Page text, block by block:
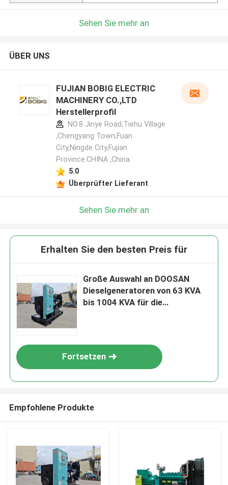
Sehen Sie mehr an
ÜBER UNS
FUJIAN BOBIG ELECTRIC
MACHINERY CO.,LTD
Herstellerprofil
NO.8 Jinye Road,Tiehu Village
,Chengyang Town,Fuan
City,Ningde City,Fujian
Province.CHINA ,China
5.0
Überprüfter Lieferant
Sehen Sie mehr an
Erhalten Sie den besten Preis für
Große Auswahl an DOOSAN
Dieselgeneratoren von 63 KVA
bis 1004 KVA für die
Fortsetzen
Empfohlene Produkte